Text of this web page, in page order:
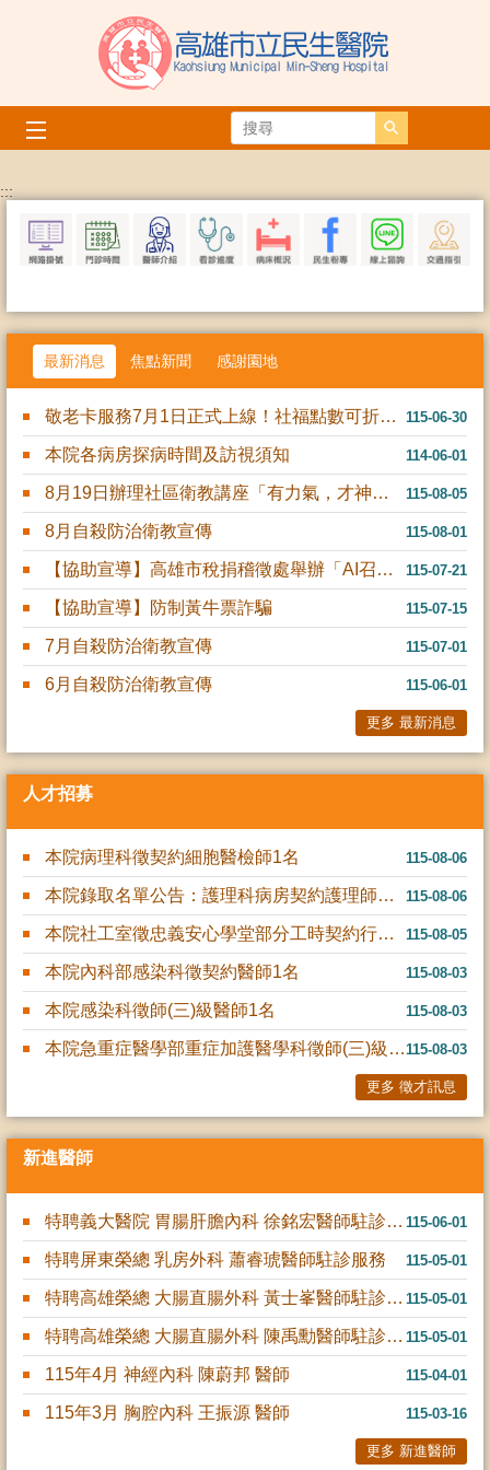
跳到主要內容區塊
搜尋
:::
最新消息 焦點新聞 感謝園地
115-06-30
敬老卡服務7月1日正式上線！社福點數可折抵門診掛號費
114-06-01
本院各病房探病時間及訪視須知
115-08-05
8月19日辦理社區衛教講座「有力氣，才神氣-認識老年肌少症與長照資源」，名額有限，有興趣的民眾歡迎報....
115-08-01
8月自殺防治衛教宣傳
115-07-21
【協助宣導】高雄市稅捐稽徵處舉辦「AI召集令！稅 與爭鋒！」租稅圖卡網路人氣票選活動
115-07-15
【協助宣導】防制黃牛票詐騙
115-07-01
7月自殺防治衛教宣傳
115-06-01
6月自殺防治衛教宣傳
更多 最新消息
人才招募
115-08-06
本院病理科徵契約細胞醫檢師1名
115-08-06
本院錄取名單公告：護理科病房契約護理師、內科部感染科契約感染....
115-08-05
本院社工室徵忠義安心學堂部分工時契約行政人員1名
115-08-03
本院內科部感染科徵契約醫師1名
115-08-03
本院感染科徵師(三)級醫師1名
115-08-03
本院急重症醫學部重症加護醫學科徵師(三)級醫師1名
更多 徵才訊息
新進醫師
115-06-01
特聘義大醫院 胃腸肝膽內科 徐銘宏醫師駐診服務
115-05-01
特聘屏東榮總 乳房外科 蕭睿琥醫師駐診服務
115-05-01
特聘高雄榮總 大腸直腸外科 黃士峯醫師駐診服務
115-05-01
特聘高雄榮總 大腸直腸外科 陳禹勳醫師駐診服務
115-04-01
115年4月 神經內科 陳蔚邦 醫師
115-03-16
115年3月 胸腔內科 王振源 醫師
更多 新進醫師